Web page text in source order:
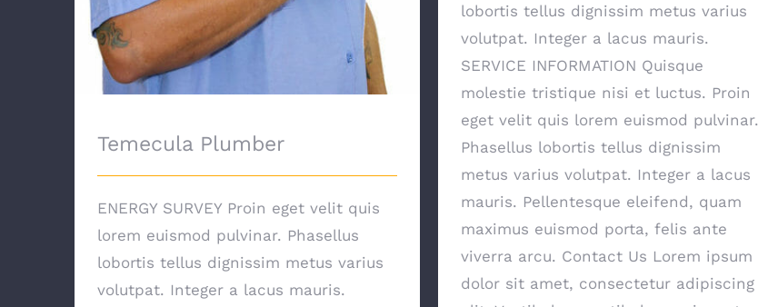
Temecula Plumber
ENERGY SURVEY Proin eget velit quis
lorem euismod pulvinar. Phasellus
lobortis tellus dignissim metus varius
volutpat. Integer a lacus mauris.
lobortis tellus dignissim metus varius
volutpat. Integer a lacus mauris.
SERVICE INFORMATION Quisque
molestie tristique nisi et luctus. Proin
eget velit quis lorem euismod pulvinar.
Phasellus lobortis tellus dignissim
metus varius volutpat. Integer a lacus
mauris. Pellentesque eleifend, quam
maximus euismod porta, felis ante
viverra arcu. Contact Us Lorem ipsum
dolor sit amet, consectetur adipiscing